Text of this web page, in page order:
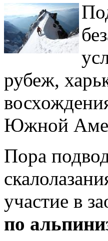
рубеж,
Южной
Пора
участие в
по